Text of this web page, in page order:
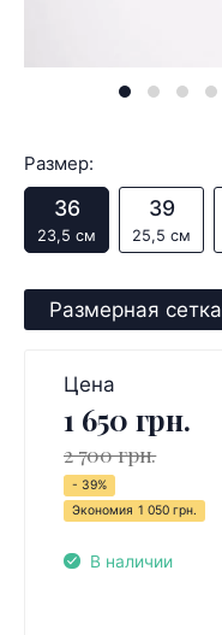
Размер:
36
23,5 см
39
25,5 см
Размерная сетка
Цена
1 650 грн.
2 700 грн.
- 39%
Экономия 1 050 грн.
В наличии